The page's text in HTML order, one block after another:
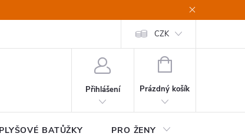
CZK
Přihlášení
NÁKUPNÍ
Prázdný košík
PLYŠOVÉ BATŮŽKY PRO ŽENY